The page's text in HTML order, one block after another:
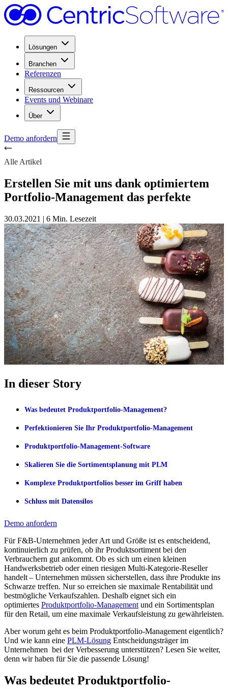
Lösungen
Branchen
Referenzen
Ressourcen
Events und Webinare
Über
Demo anfordern
Alle Artikel
Erstellen Sie mit uns dank optimiertem
Portfolio-Management das perfekte
30.03.2021 | 6 Min. Lesezeit
In dieser Story
Was bedeutet Produktportfolio-Management?
Perfektionieren Sie Ihr Produktportfolio-Management
Produktportfolio-Management-Software
Skalieren Sie die Sortimentsplanung mit PLM
Komplexe Produktportfolios besser im Griff haben
Schluss mit Datensilos
Demo anfordern
Für F&B-Unternehmen jeder Art und Größe ist es entscheidend,
kontinuierlich zu prüfen, ob ihr Produktsortiment bei den
Verbrauchern gut ankommt. Ob es sich um einen kleinen
Handwerksbetrieb oder einen riesigen Multi-Kategorie-Reseller
handelt – Unternehmen müssen sicherstellen, dass ihre Produkte ins
Schwarze treffen. Nur so erreichen sie maximale Rentabilität und
bestmögliche Verkaufszahlen. Deshalb eignet sich ein
optimiertes Produktportfolio-Management und ein Sortimentsplan
für den Retail, um eine maximale Verkaufsleistung zu gewährleisten.
Aber worum geht es beim Produktportfolio-Management eigentlich?
Und wie kann eine PLM-Lösung Entscheidungsträger im
Unternehmen bei der Verbesserung unterstützen? Lesen Sie weiter,
denn wir haben für Sie die passende Lösung!
Was bedeutet Produktportfolio-